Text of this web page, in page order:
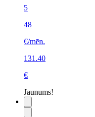
5
48
€/mēn.
131.40
€
Jaunums!